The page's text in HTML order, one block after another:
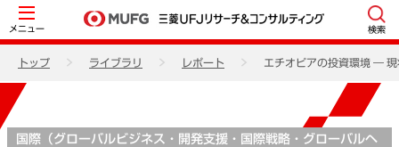
メニュー 検索
トップ ライブラリ レポート エチオピアの投資環境 ―
国際（グローバルビジネス・開発支援・国際戦略・グローバルヘ